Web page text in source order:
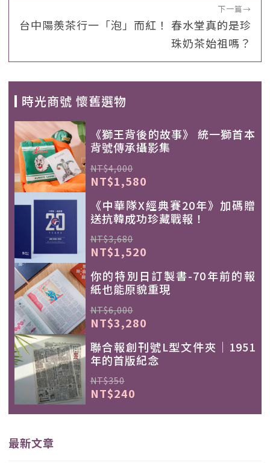
下一篇→
台中陽羨茶行一「泡」而紅！ 春水堂真的是珍
珠奶茶始祖嗎？
時光商號 懷舊選物
《獅王背後的故事》 統一獅首本
背號傳承攝影集
NT$4,000
NT$1,580
《中華隊X經典賽20年》加碼贈
送抗韓成功珍藏戰報！
NT$3,680
NT$1,520
你的特別日訂製書-70年前的報
紙也能原貌重現
NT$6,000
NT$3,280
聯合報創刊號L型文件夾｜1951
年的首版紀念
NT$350
NT$240
最新文章